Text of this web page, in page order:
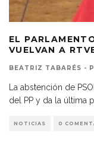
EL
VUELVAN A
BEATRIZ TABARÉS -
La abstención de
del PP y da la última
NOTICIAS 0